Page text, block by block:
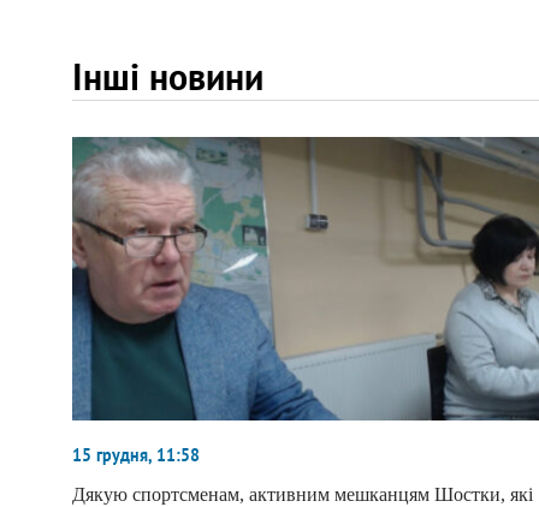
Інші новини
15 грудня, 11:58
Дякую спортсменам, активним мешканцям Шостки, які